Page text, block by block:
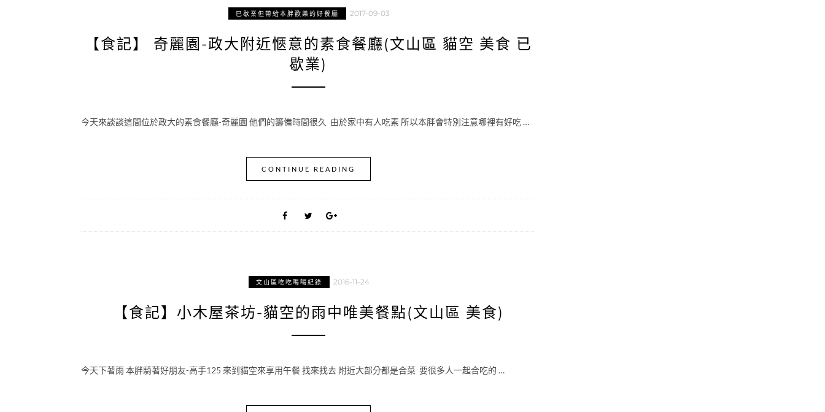
已歇業但帶給本胖歡樂的好餐廳 2017-09-03
【食記】 奇麗園-政大附近愜意的素食餐廳(文山區 貓空 美食 已
歇業)
今天來談談這間位於政大的素食餐廳-奇麗園 他們的籌備時間很久 由於家中有人吃素 所以本胖會特別注意哪裡有好吃 …
CONTINUE READING
文山區吃吃喝喝紀錄 2016-11-24
【食記】小木屋茶坊-貓空的雨中唯美餐點(文山區 美食)
今天下著雨 本胖騎著好朋友-高手125 來到貓空來享用午餐 找來找去 附近大部分都是合菜 要很多人一起合吃的 …